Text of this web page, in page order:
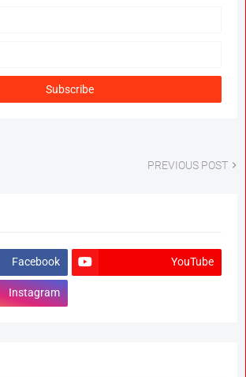
PREVIOUS POST
Facebook YouTube
Instagram